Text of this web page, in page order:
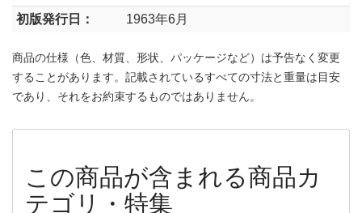
初版発行日：
1963年6月
商品の仕様（色、材質、形状、パッケージなど）は予告なく変更
することがあります。記載されているすべての寸法と重量は目安
であり、それをお約束するものではありません。
この商品が含まれる商品カ
テゴリ・特集